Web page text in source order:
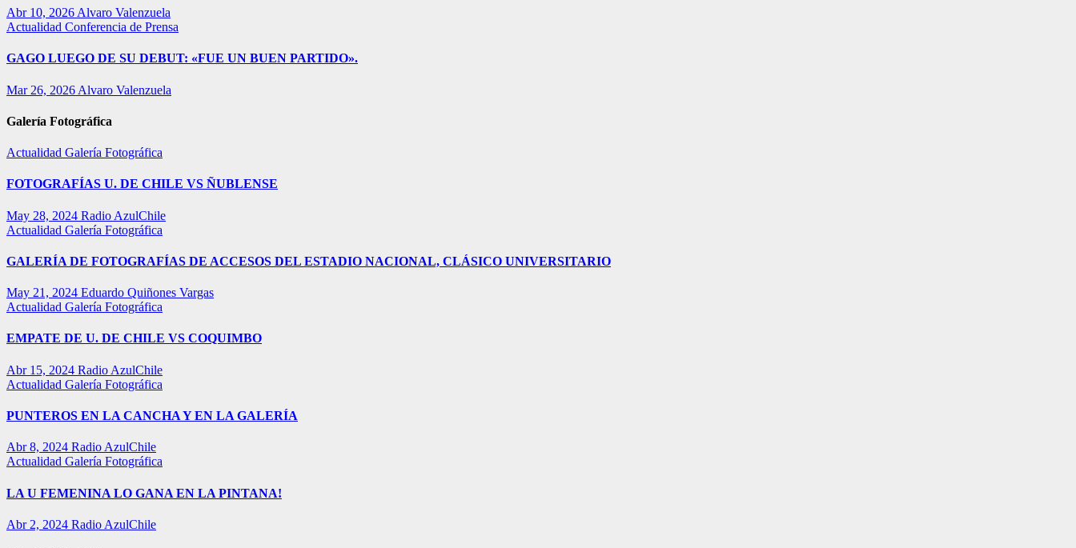
Abr 10, 2026 Alvaro Valenzuela
Actualidad Conferencia de Prensa
GAGO LUEGO DE SU DEBUT: «FUE UN BUEN PARTIDO».
Mar 26, 2026 Alvaro Valenzuela
Galería Fotográfica
Actualidad Galería Fotográfica
FOTOGRAFÍAS U. DE CHILE VS ÑUBLENSE
May 28, 2024 Radio AzulChile
Actualidad Galería Fotográfica
GALERÍA DE FOTOGRAFÍAS DE ACCESOS DEL ESTADIO NACIONAL, CLÁSICO UNIVERSITARIO
May 21, 2024 Eduardo Quiñones Vargas
Actualidad Galería Fotográfica
EMPATE DE U. DE CHILE VS COQUIMBO
Abr 15, 2024 Radio AzulChile
Actualidad Galería Fotográfica
PUNTEROS EN LA CANCHA Y EN LA GALERÍA
Abr 8, 2024 Radio AzulChile
Actualidad Galería Fotográfica
LA U FEMENINA LO GANA EN LA PINTANA!
Abr 2, 2024 Radio AzulChile